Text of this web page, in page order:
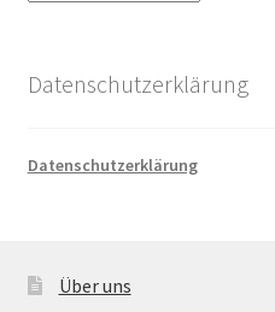
Datenschutzerklärung
Datenschutzerklärung
Über uns